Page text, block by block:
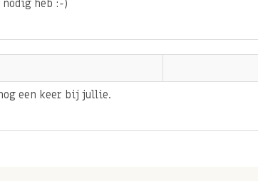
heb :-)
een keer bij jullie.